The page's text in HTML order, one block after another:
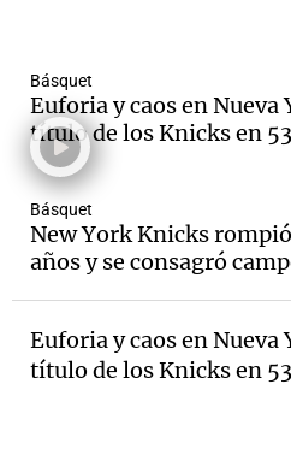
Básquet
Euforia y caos en
título de los Knicks en
Básquet
New York Knicks
años y se consagró
Euforia y caos en
título de los Knicks en